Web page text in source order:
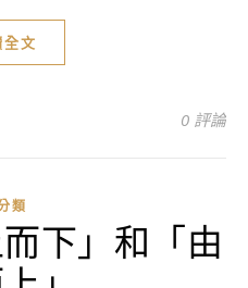
全文
0 評論
類
下」和「由